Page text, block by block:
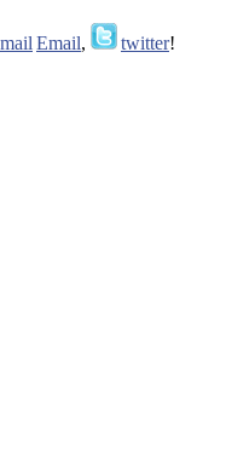
Email, twitter!